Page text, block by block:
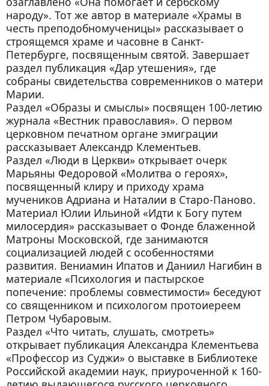
народу». Тот же автор в материале «Храмы в
честь преподобномученицы» рассказывает о
строящемся храме и часовне в Санкт-
Петербурге, посвященным святой. Завершает
раздел публикация «Дар утешения», где
собраны свидетельства современников о матери
Марии.
Раздел «Образы и смыслы» посвящен 100-летию
журнала «Вестник православия». О первом
церковном печатном органе эмиграции
рассказывает Александр Клементьев.
Раздел «Люди в Церкви» открывает очерк
Марьяны Федоровой «Молитва о героях»,
посвященный клиру и приходу храма
мучеников Адриана и Наталии в Старо-Паново.
Материал Юлии Ильиной «Идти к Богу путем
милосердия» рассказывает о Фонде блаженной
Матроны Московской, где занимаются
социализацией людей с особенностями
развития. Вениамин Ипатов и Даниил Нагибин в
материале «Психология и пастырское
попечение: проблемы совместимости» беседуют
со священником и психологом протоиереем
Петром Чубаровым.
Раздел «Что читать, слушать, смотреть»
открывает публикация Александра Клементьева
«Профессор из Суджи» о выставке в Библиотеке
Российской академии наук, приуроченной к 160-